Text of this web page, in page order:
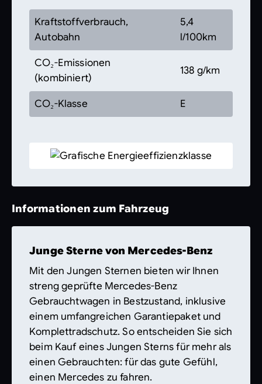
Kraftstoffverbrauch,
Autobahn
5,4
l/100km
CO₂-Emissionen
(kombiniert)
138 g/km
CO₂-Klasse E
Informationen zum Fahrzeug
Junge Sterne von Mercedes-Benz
Mit den Jungen Sternen bieten wir Ihnen
streng geprüfte Mercedes-Benz
Gebrauchtwagen in Bestzustand, inklusive
einem umfangreichen Garantiepaket und
Komplettradschutz. So entscheiden Sie sich
beim Kauf eines Jungen Sterns für mehr als
einen Gebrauchten: für das gute Gefühl,
einen Mercedes zu fahren.